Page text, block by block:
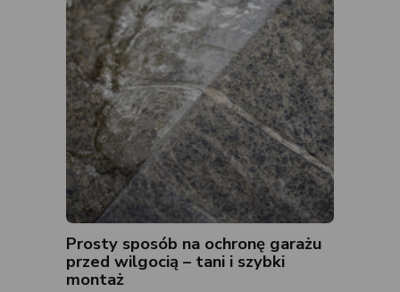
Prosty sposób na ochronę garażu
przed wilgocią – tani i szybki
montaż